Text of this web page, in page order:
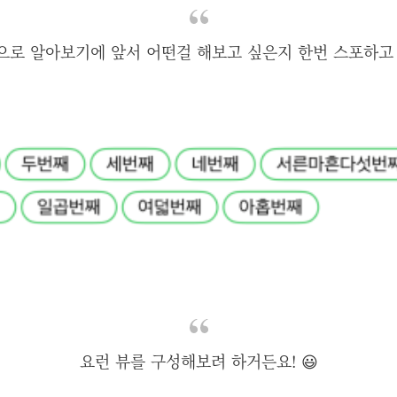
로 알아보기에 앞서 어떤걸 해보고 싶은지 한번 스포하
요런 뷰를 구성해보려 하거든요! 😃